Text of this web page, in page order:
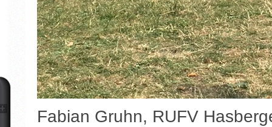
Fabian Gruhn, RUFV